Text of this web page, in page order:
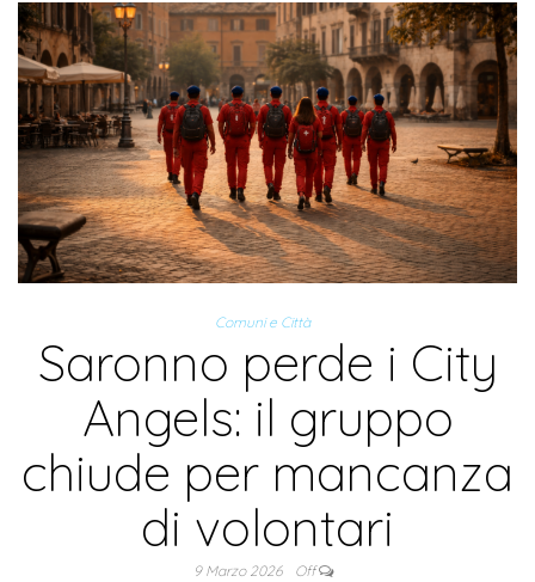
Comuni e Città
Saronno perde i City
Angels: il gruppo
chiude per mancanza
di volontari
9 Marzo 2026 Off